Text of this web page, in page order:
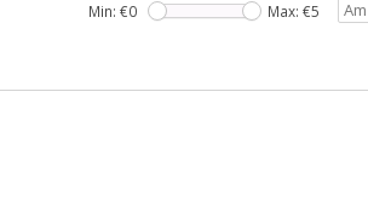
Min: €0 Max: €5